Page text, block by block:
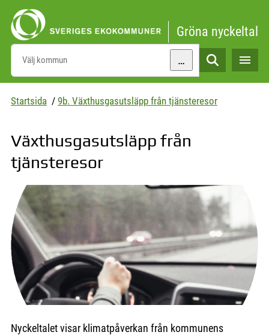
Gå direkt till sidans innehåll
Gröna nyckeltal
…
Startsida / 9b. Växthusgasutsläpp från tjänsteresor
Växthusgasutsläpp från
tjänsteresor
Nyckeltalet visar klimatpåverkan från kommunens